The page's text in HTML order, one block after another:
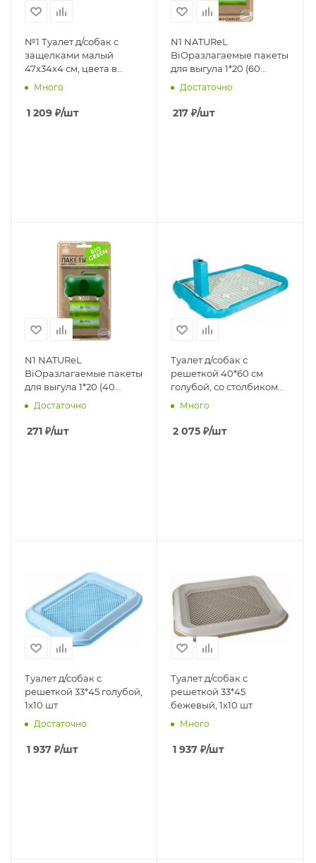
№1 Туалет д/собак с
защелками малый
47х34х4 см, цвета в
ассортименте, 1*12шт
Много
1 209 ₽/шт
N1 NATUReL
BiOразлагаемые пакеты
для выгула 1*20 (60
пакетов)
Достаточно
217 ₽/шт
N1 NATUReL
BiOразлагаемые пакеты
для выгула 1*20 (40
пакетов+ контейнер)
Достаточно
271 ₽/шт
Туалет д/собак с
решеткой 40*60 см
голубой, со столбиком
1х10 шт
Много
2 075 ₽/шт
Туалет д/собак с
решеткой 33*45 голубой,
1х10 шт
Достаточно
1 937 ₽/шт
Туалет д/собак с
решеткой 33*45
бежевый, 1х10 шт
Много
1 937 ₽/шт